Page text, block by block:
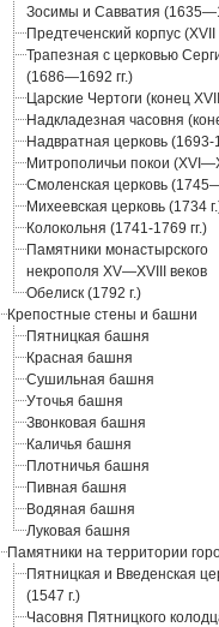
Зосимы и Савватия
Предтеченский корпус (XVII
Трапезная с церковью
(1686—1692 гг.)
Царские Чертоги (конец
Надкладезная часовня
Надвратная церковь (1693-
Митрополичьи покои
Смоленская церковь
Михеевская церковь (1734
Колокольня (1741-1769 гг.)
Памятники монастырского
некрополя XV—XVIII веков
Обелиск (1792 г.)
Крепостные стены и башни
Пятницкая башня
Красная башня
Сушильная башня
Уточья башня
Звонковая башня
Каличья башня
Плотничья башня
Пивная башня
Водяная башня
Луковая башня
Памятники на территории
Пятницкая и Введенская
(1547 г.)
Часовня Пятницкого